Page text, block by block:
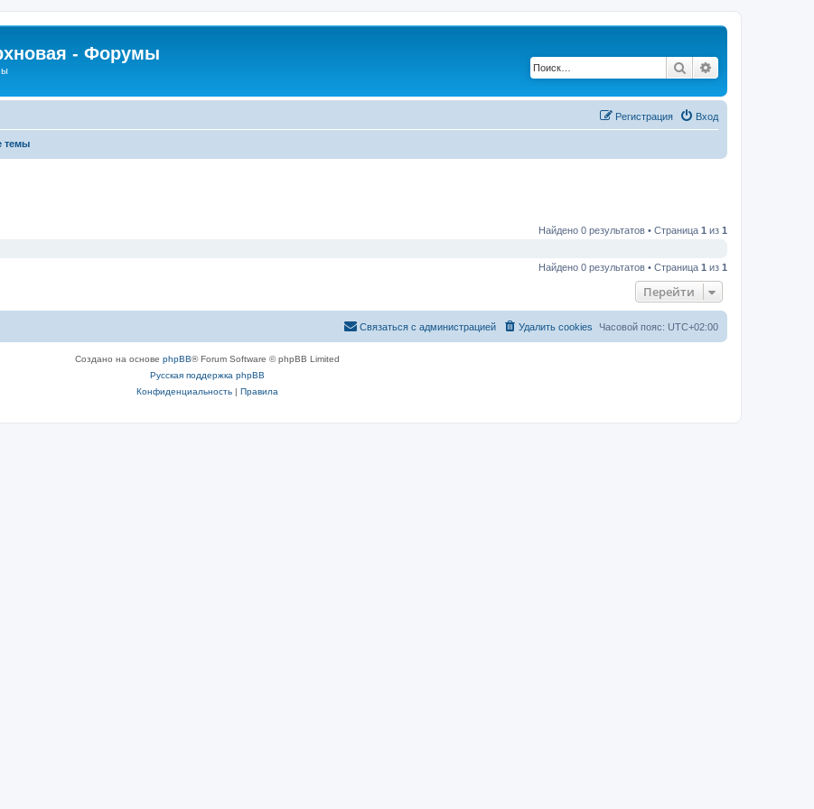
- Форумы
Поиск
Вход
Регистрация
темы
Найдено 0 результатов • Страница 1 из 1
Найдено 0 результатов • Страница 1 из 1
Перейти
Часовой пояс: UTC+02:00
Удалить cookies
Связаться с администрацией
Создано на основе phpBB® Forum Software © phpBB Limited
Русская поддержка phpBB
Конфиденциальность| Правила